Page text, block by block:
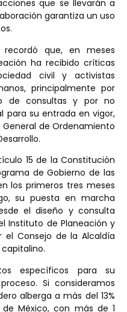
que se llevarán a
garantiza un uso
recordó que, en meses
ha recibido críticas
civil y activistas
principalmente por
de consultas y por no
para su entrada en vigor,
de Ordenamiento
15 de la Constitución
de Gobierno de las
los primeros tres meses
su puesta en marcha
el diseño y consulta
Instituto de Planeación y
el Consejo de la Alcaldía
específicos para su
Si consideramos
alberga a más del 13%
México, con más de 1